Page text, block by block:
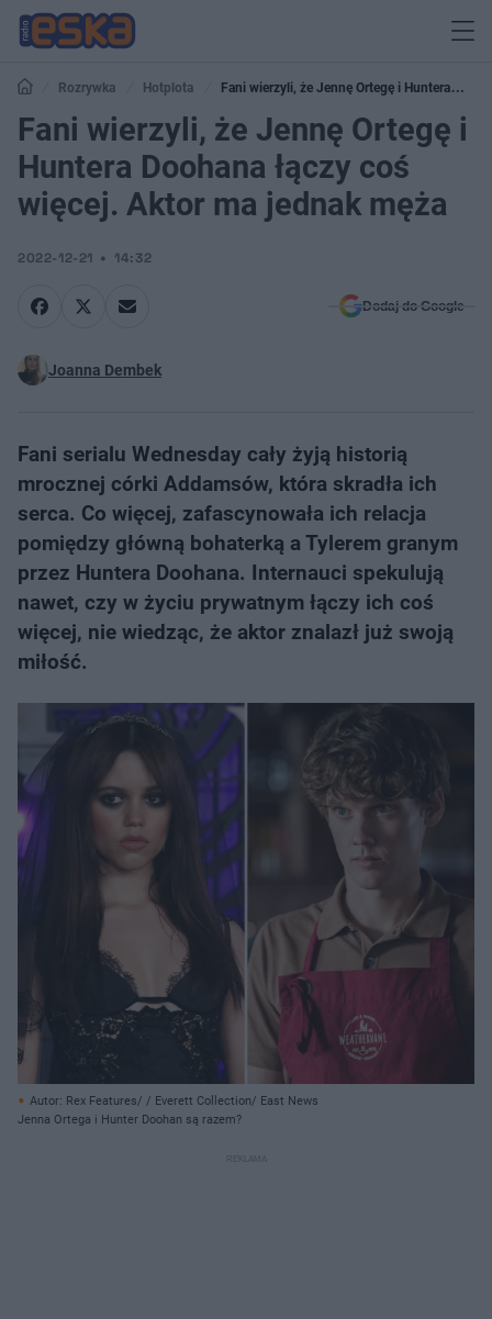
Rozrywka Hotplota
Fani wierzyli, że Jennę Ortegę i Huntera
Doohana łączy coś więcej. Aktor ma jednak męża
Fani wierzyli, że Jennę Ortegę i
Huntera Doohana łączy coś
więcej. Aktor ma jednak męża
2022-12-21 14:32
Dodaj do Google
Joanna Dembek
Fani serialu Wednesday cały żyją historią
mrocznej córki Addamsów, która skradła ich
serca. Co więcej, zafascynowała ich relacja
pomiędzy główną bohaterką a Tylerem granym
przez Huntera Doohana. Internauci spekulują
nawet, czy w życiu prywatnym łączy ich coś
więcej, nie wiedząc, że aktor znalazł już swoją
miłość.
Autor: Rex Features/ / Everett Collection/ East News
Jenna Ortega i Hunter Doohan są razem?